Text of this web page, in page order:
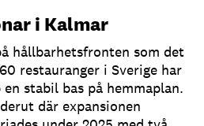
i Kalmar
hållbarhetsfronten som det
restauranger i Sverige har
stabil bas på hemmaplan.
där expansionen